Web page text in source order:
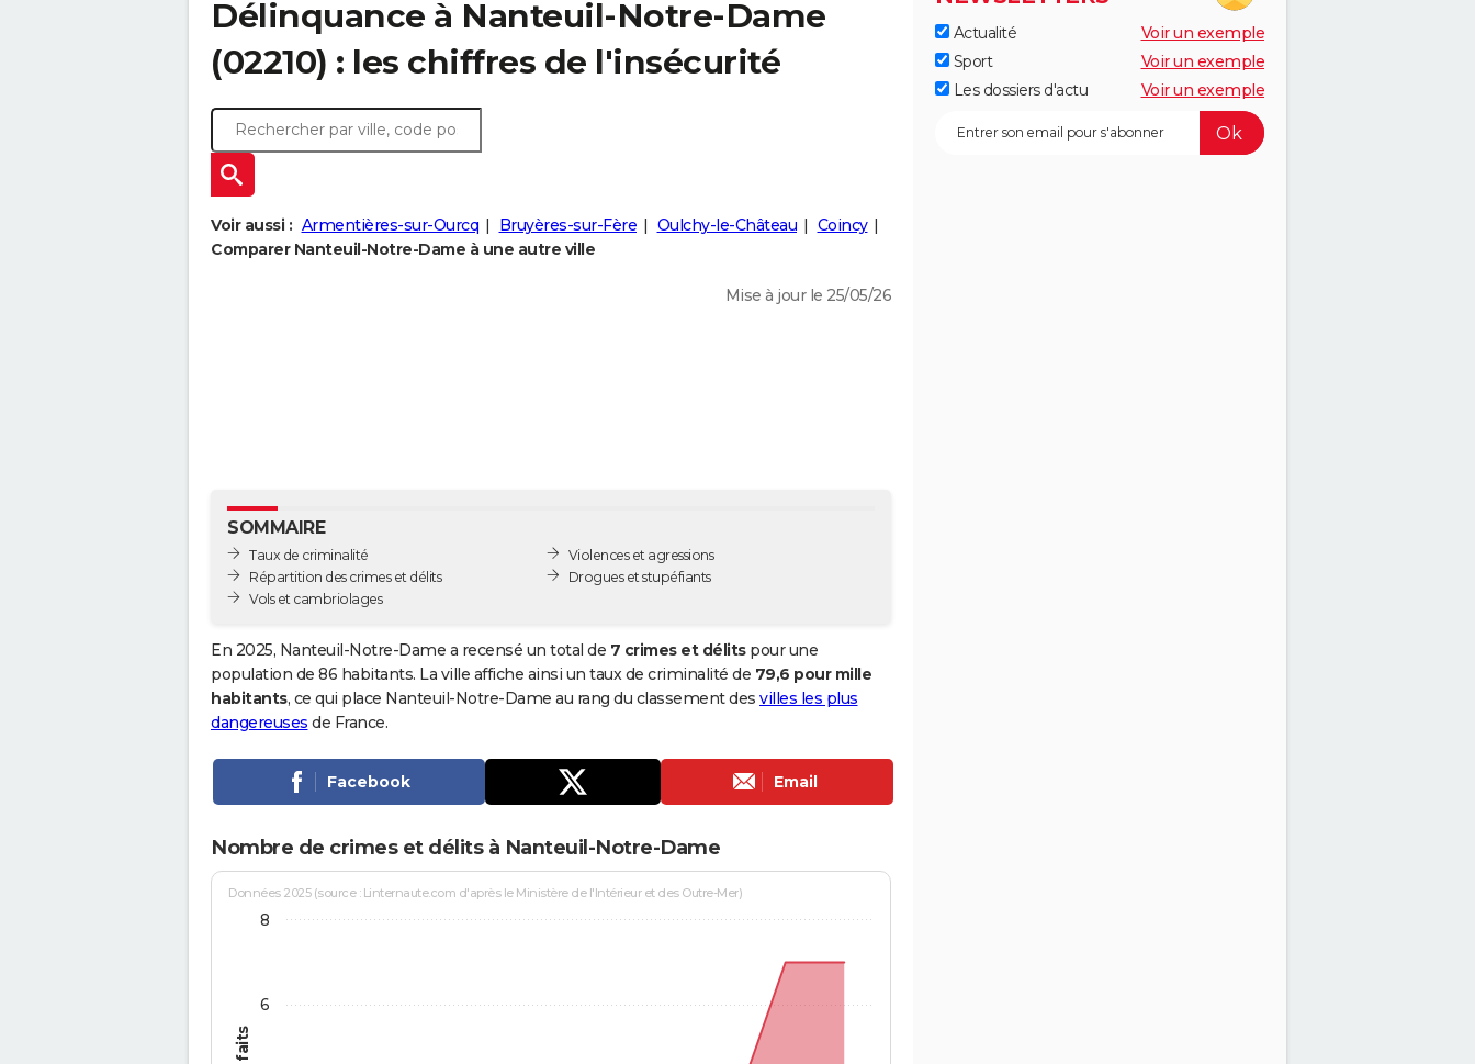
Délinquance à Nanteuil-Notre-Dame
(02210) : les chiffres de l'insécurité
Voir aussi : Armentières-sur-Ourcq Bruyères-sur-Fère Oulchy-le-Château
Coincy
Comparer Nanteuil-Notre-Dame à une autre ville
Mise à jour le 25/05/26
SOMMAIRE
Taux de criminalité
Répartition des crimes et délits
Vols et cambriolages
Violences et agressions
Drogues et stupéfiants
En 2025, Nanteuil-Notre-Dame a recensé un total de 7 crimes et délitspour une
population de 86 habitants. La ville affiche ainsi un taux de criminalité de 79,6 pour mille
habitants, ce qui place Nanteuil-Notre-Dame au rang du classement des villes les plus
dangereuses de France.
Facebook Email
Nombre de crimes et délits à Nanteuil-Notre-Dame
Données 2025 (source : Linternaute.com d'après le Ministère de l'Intérieur et des Outre-Mer)
6
8
Actualité
Voir un exemple
Sport
Voir un exemple
Les dossiers d'actu
Voir un exemple